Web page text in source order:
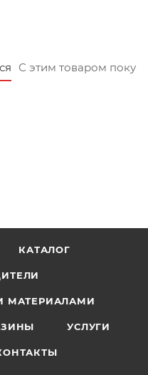
С этим товаром
КАТАЛОГ
МАТЕРИАЛАМИ
УСЛУГИ